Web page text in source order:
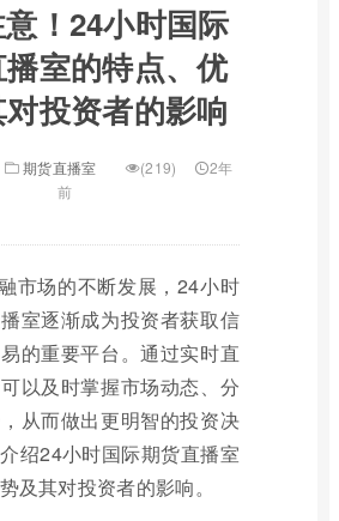
！24小时国际
室的特点、优
投资者的影响
期货直播室 (219)
2年
前
市场的不断发展，24小时
室逐渐成为投资者获取信
的重要平台。通过实时直
以及时掌握市场动态、分
从而做出更明智的投资决
绍24小时国际期货直播室
及其对投资者的影响。